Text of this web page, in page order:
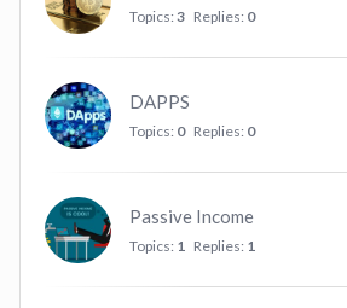
Topics: 3 Replies: 0
DAPPS
Topics: 0 Replies: 0
Passive Income
Topics: 1 Replies: 1